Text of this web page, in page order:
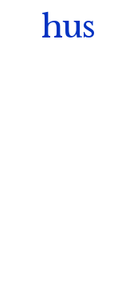
hus